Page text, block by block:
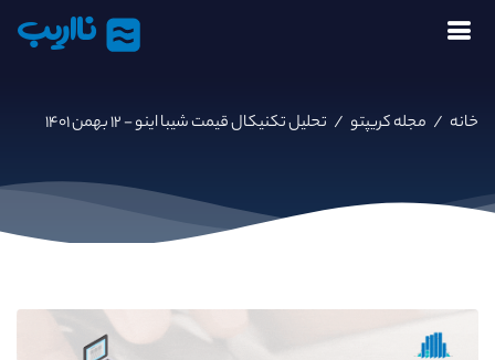
نااریب
خانه / مجله کریپتو / تحلیل تکنیکال قیمت شیبا اینو - ۱۲ بهمن ۱۴۰۱